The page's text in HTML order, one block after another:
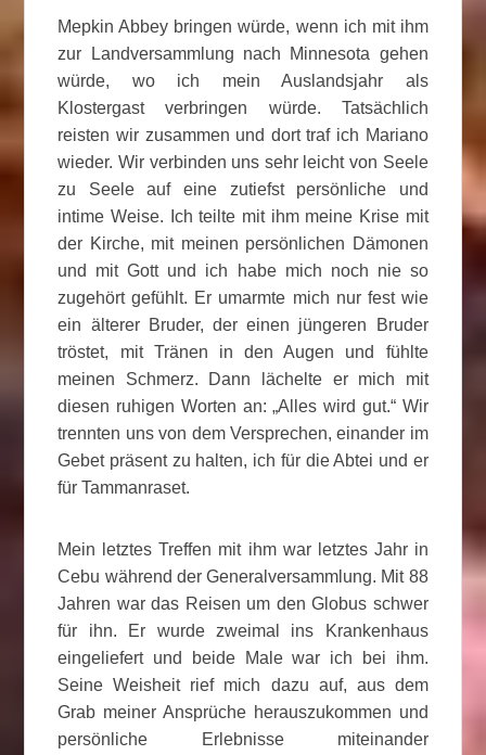
Mepkin Abbey bringen würde, wenn ich mit ihm
zur Landversammlung nach Minnesota gehen
würde, wo ich mein Auslandsjahr als
Klostergast verbringen würde. Tatsächlich
reisten wir zusammen und dort traf ich Mariano
wieder. Wir verbinden uns sehr leicht von Seele
zu Seele auf eine zutiefst persönliche und
intime Weise. Ich teilte mit ihm meine Krise mit
der Kirche, mit meinen persönlichen Dämonen
und mit Gott und ich habe mich noch nie so
zugehört gefühlt. Er umarmte mich nur fest wie
ein älterer Bruder, der einen jüngeren Bruder
tröstet, mit Tränen in den Augen und fühlte
meinen Schmerz. Dann lächelte er mich mit
diesen ruhigen Worten an: „Alles wird gut.“ Wir
trennten uns von dem Versprechen, einander im
Gebet präsent zu halten, ich für die Abtei und er
für Tammanraset.
Mein letztes Treffen mit ihm war letztes Jahr in
Cebu während der Generalversammlung. Mit 88
Jahren war das Reisen um den Globus schwer
für ihn. Er wurde zweimal ins Krankenhaus
eingeliefert und beide Male war ich bei ihm.
Seine Weisheit rief mich dazu auf, aus dem
Grab meiner Ansprüche herauszukommen und
persönliche Erlebnisse miteinander